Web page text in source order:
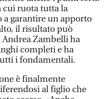
cui ruota tutta la
a garantire un apporto
il risultato può
Zambelli ha
completi e ha
i fondamentali.
è finalmente
al figlio che